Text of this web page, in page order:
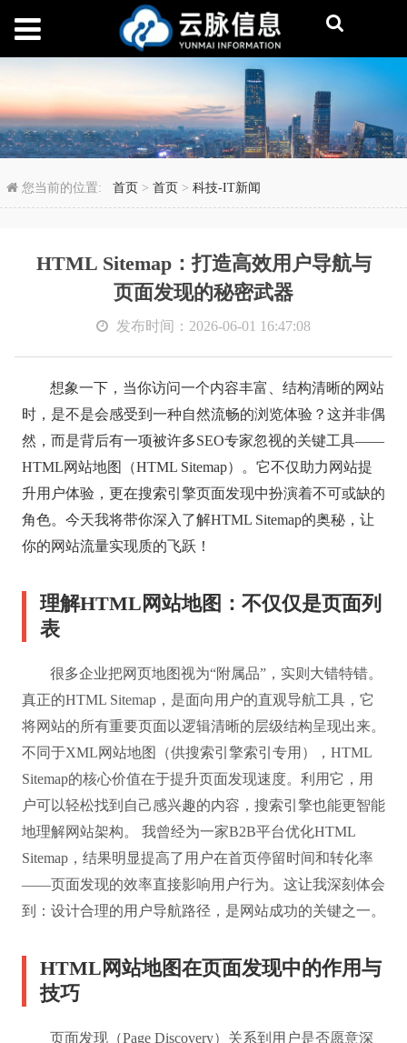
HTML Sitemap：打造
您当前的位置:首页 >首页 >科技-IT新闻
HTML Sitemap：打造高效用户导航与
页面发现的秘密武器
发布时间：2026-06-01 16:47:08
想象一下，当你访问一个内容丰富、结构清晰的网站
时，是不是会感受到一种自然流畅的浏览体验？这并非偶
然，而是背后有一项被许多SEO专家忽视的关键工具——
HTML网站地图（HTML Sitemap）。它不仅助力网站提
升用户体验，更在搜索引擎页面发现中扮演着不可或缺的
角色。今天我将带你深入了解HTML Sitemap的奥秘，让
你的网站流量实现质的飞跃！
理解HTML网站地图：不仅仅是页面列
表
很多企业把网页地图视为“附属品”，实则大错特错。
真正的HTML Sitemap，是面向用户的直观导航工具，它
将网站的所有重要页面以逻辑清晰的层级结构呈现出来。
不同于XML网站地图（供搜索引擎索引专用），HTML
Sitemap的核心价值在于提升页面发现速度。利用它，用
户可以轻松找到自己感兴趣的内容，搜索引擎也能更智能
地理解网站架构。 我曾经为一家B2B平台优化HTML
Sitemap，结果明显提高了用户在首页停留时间和转化率
——页面发现的效率直接影响用户行为。这让我深刻体会
到：设计合理的用户导航路径，是网站成功的关键之一。
HTML网站地图在页面发现中的作用与
技巧
页面发现（Page Discovery）关系到用户是否愿意深